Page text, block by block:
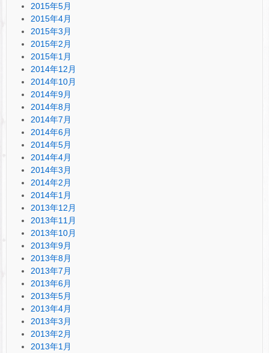
2015年5月
2015年4月
2015年3月
2015年2月
2015年1月
2014年12月
2014年10月
2014年9月
2014年8月
2014年7月
2014年6月
2014年5月
2014年4月
2014年3月
2014年2月
2014年1月
2013年12月
2013年11月
2013年10月
2013年9月
2013年8月
2013年7月
2013年6月
2013年5月
2013年4月
2013年3月
2013年2月
2013年1月